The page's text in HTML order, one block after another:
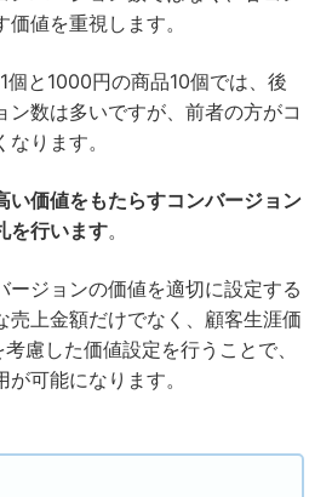
値を重視します。
個と1000円の商品10個では、後
ン数は多いですが、前者の方がコ
ります。
い価値をもたらすコンバージョン
を行います。
ージョンの価値を適切に設定する
売上金額だけでなく、顧客生涯価
慮した価値設定を行うことで、
可能になります。